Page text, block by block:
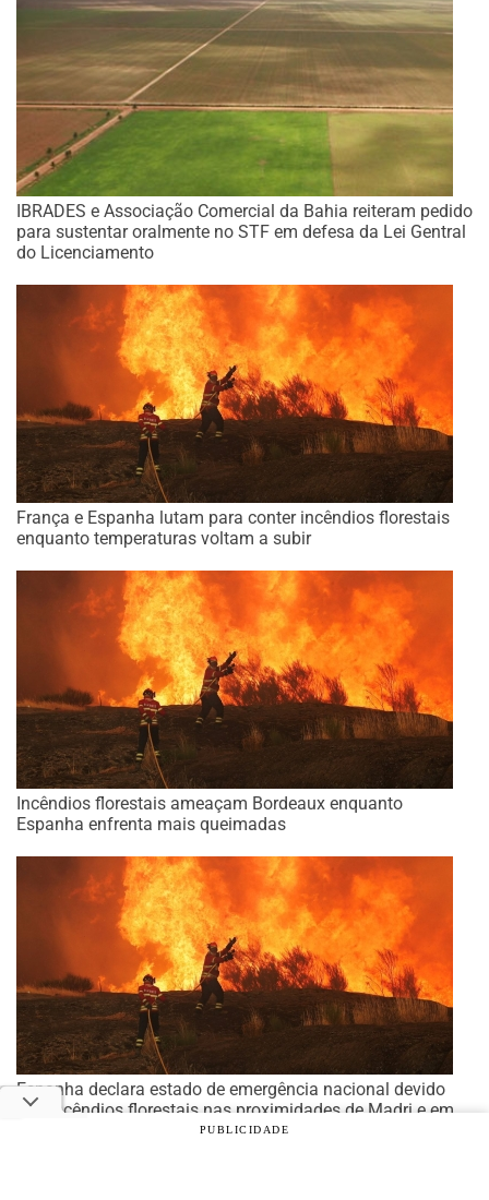
IBRADES e Associação Comercial da Bahia reiteram pedido
para sustentar oralmente no STF em defesa da Lei Gentral
do Licenciamento
França e Espanha lutam para conter incêndios florestais
enquanto temperaturas voltam a subir
Incêndios florestais ameaçam Bordeaux enquanto
Espanha enfrenta mais queimadas
Espanha declara estado de emergência nacional devido
aos incêndios florestais nas proximidades de Madri e em
PUBLICIDADE